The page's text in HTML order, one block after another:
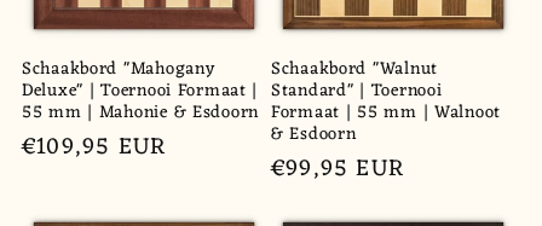
Schaakbord "Mahogany
Deluxe" | Toernooi Formaat |
55 mm | Mahonie & Esdoorn
Normale
€109,95 EUR
Schaakbord "Walnut
Standard" | Toernooi
Formaat | 55 mm | Walnoot
& Esdoorn
Normale
€99,95 EUR